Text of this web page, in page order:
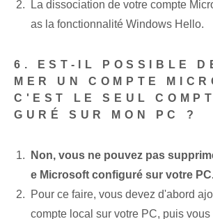
La dissociation de votre compte
as la fonctionnalité Windows Hello.
6. EST-IL POSSIBLE
MER UN COMPTE
C'EST LE SEUL
GURÉ SUR MON PC ?
Non, vous ne pouvez pas
e Microsoft configuré sur votre
Pour ce faire, vous devez d'abord
compte local sur votre PC, puis